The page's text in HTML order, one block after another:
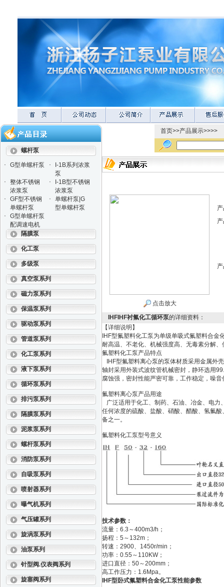
螺杆泵
·
G型单螺杆泵 ·
I-1B系列浓浆
泵
·
整体不锈钢
浓浆泵
·
I-1B型不锈钢
浓浆泵
·
GF型不锈钢
单螺杆泵
·
单螺杆泵|G
型单螺杆泵
·
G型单螺杆泵
配调速电机
隔膜泵
化工泵
多级泵
真空泵系列
磁力泵系列
保温泵系列
驱动泵系列
管道泵系列
化工泵系列
液下泵系列
循环泵系列
排污泵系列
隔膜泵系列
泥浆泵系列
螺杆泵系列
消防泵系列
自吸泵系列
喷射器系列
曝气机系列
气压罐系列
旋涡泵系列
油泵系列
针型阀.仪表阀系列
旋塞阀系列
首页>>产品展示>>>>
点击放大
IHFIHF衬氟化工循环泵的详细资料：
【详细说明】
IHF型氟塑料化工泵为单级单吸式氟塑料合
耐高温、不老化、机械强度高、无毒素分解
氟塑料化工泵产品特点
IHF型氟塑料离心泵的泵体材质采用金属外
轴封采用外装式波纹管机械密封，静环选用
腐蚀强，密封性能严密可靠，工作稳定，噪
氟塑料离心泵产品用途
广泛适用于化工、制药、石油、冶金、电力
任何浓度的硫酸、盐酸、硝酸、醋酸、氢氟
备之一。
氟塑料化工泵型号意义
技术参数：
流量：6.3～400m3/h；
扬程：5～132m；
转速：2900、1450r/min；
功率：0.55～110KW；
进口直径：50～200mm；
高工作压力：1.6Mpa。
IHF型卧式氟塑料合金化工泵性能参数